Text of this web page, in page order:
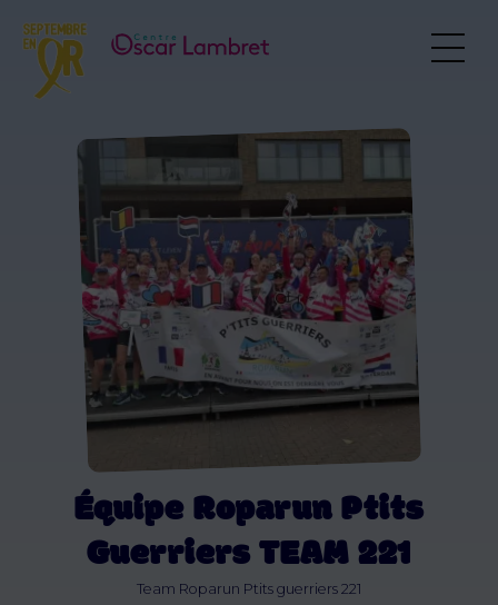
Équipe Roparun Ptits
Guerriers TEAM 221
Team Roparun Ptits guerriers 221